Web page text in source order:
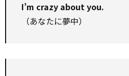
I’m crazy about you.
（あなたに夢中）